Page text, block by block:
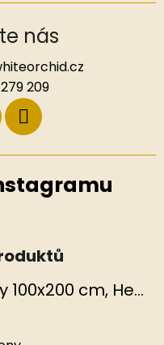
nás
209
Kašmírový pléd Květiny 100x200 cm, Hedvábný svět